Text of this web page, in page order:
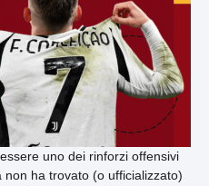
uno dei rinforzi offensivi
ha trovato (o ufficializzato)